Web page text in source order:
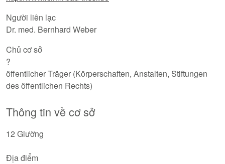
Người liên lạc
Dr. med. Bernhard Weber
Chủ cơ sở
?
öffentlicher Träger (Körperschaften, Anstalten, Stiftungen
des öffentlichen Rechts)
Thông tin về cơ sở
12 Giường
Địa điểm